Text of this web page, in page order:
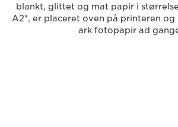
blankt, glittet og mat papir i
A2*, er placeret oven på printeren
ark fotopapir ad